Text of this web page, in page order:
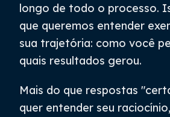
longo de todo o processo.
que queremos entender
sua trajetória: como você
quais resultados gerou.
Mais do que respostas
quer entender seu